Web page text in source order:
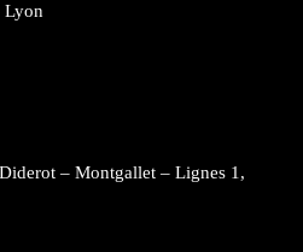
Lyon
– Montgallet – Lignes 1,